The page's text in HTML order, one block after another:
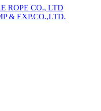
ROPE CO., LTD
& EXP.CO.,LTD.